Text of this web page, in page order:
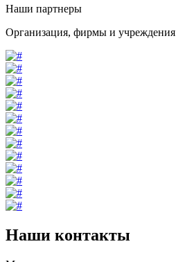
Наши партнеры
Организация, фирмы и учреждения
Наши контакты